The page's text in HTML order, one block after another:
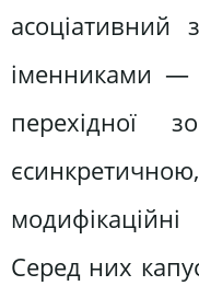
асоціативний
іменниками —
перехідної
Серед них